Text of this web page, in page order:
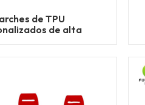
de TPU
de alta